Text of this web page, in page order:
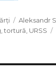
Tags
Aleksandr
,tortură URSS